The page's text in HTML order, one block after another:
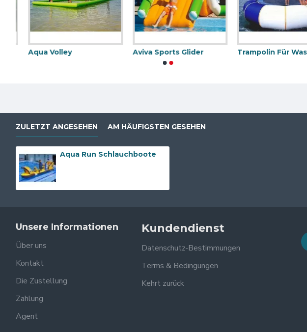
Aqua Volley Aviva Sports Glider Trampolin Für Wasser
Wibit Eisberg Wibit Wasserpark
ZULETZT ANGESEHEN AM HÄUFIGSTEN GESEHEN
Aqua Run Schlauchboote
Unsere Informationen
Über uns
Kontakt
Die Zustellung
Zahlung
Agent
Kundendienst
Datenschutz-Bestimmungen
Terms & Bedingungen
Kehrt zurück